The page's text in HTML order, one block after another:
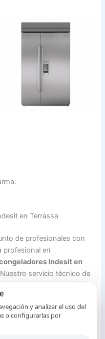
en Terrassa
de profesionales con
profesional en
Indesit en
servicio técnico de
la garantía de ser un
para el fabricante
de la instalación y
y analizar el uso del
o configurarlas por